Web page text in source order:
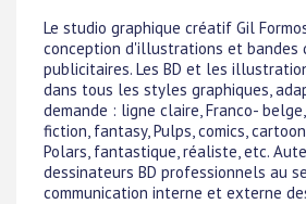
Le studio graphique créatif Gil
conception d'illustrations et bandes
publicitaires. Les BD et les
dans tous les styles graphiques,
demande : ligne claire, Franco-
fiction, fantasy, Pulps, comics,
Polars, fantastique, réaliste, etc.
dessinateurs BD professionnels au
communication interne et externe